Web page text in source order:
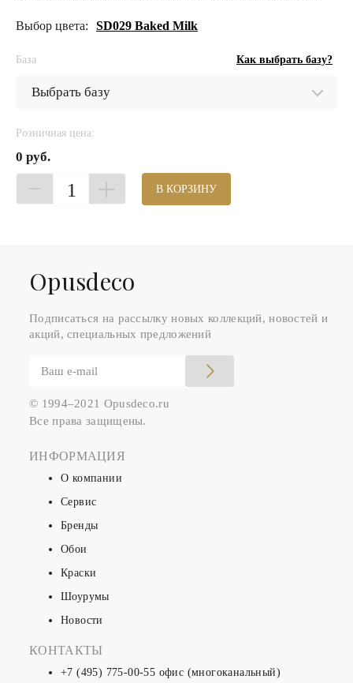
Выбор цвета: SD029 Baked Milk
База Как выбрать базу?
Розничная цена:
0 руб.
1 В КОРЗИНУ
Оpusdeco
Подписаться на рассылку новых коллекций, новостей и
акций, специальных предложений
© 1994–2021 Opusdeco.ru
Все права защищены.
ИНФОРМАЦИЯ
О компании
Сервис
Бренды
Обои
Краски
Шоурумы
Новости
КОНТАКТЫ
+7 (495) 775-00-55 офис (многоканальный)